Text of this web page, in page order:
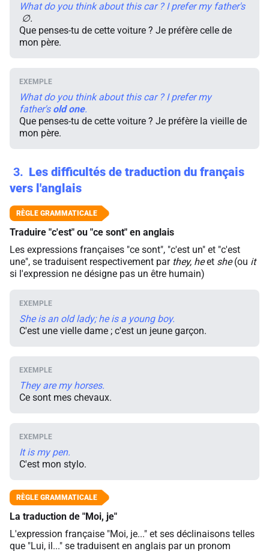
What do you think about this car ? I prefer my father's
∅.
Que penses-tu de cette voiture ? Je préfère celle de
mon père.
What do you think about this car ? I prefer my
father's old one.
Que penses-tu de cette voiture ? Je préfère la vieille de
mon père.
3
Les difficultés de traduction du français
vers l'anglais
Traduire "c'est" ou "ce sont" en anglais
Les expressions françaises "ce sont", "c'est un" et "c'est
une", se traduisent respectivement par they, heet she(ou it
si l'expression ne désigne pas un être humain)
She is an old lady; he is a young boy.
C'est une vielle dame ; c'est un jeune garçon.
They are my horses.
Ce sont mes chevaux.
It is my pen.
C'est mon stylo.
La traduction de "Moi, je"
L'expression française "Moi, je..." et ses déclinaisons telles
que "Lui, il..." se traduisent en anglais par un pronom